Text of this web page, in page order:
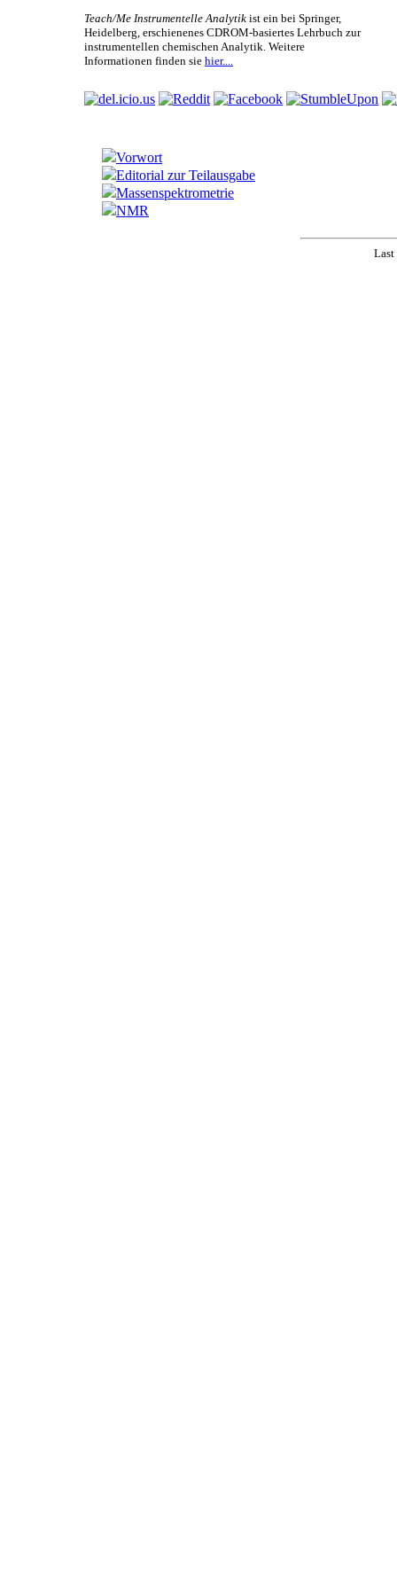
Teach/Me Instrumentelle Analytik ist ein bei Springer,
Heidelberg, erschienenes CDROM-basiertes Lehrbuch zur
instrumentellen chemischen Analytik. Weitere
Informationen finden sie hier....
Vorwort
Editorial zur Teilausgabe
Massenspektrometrie
NMR
Last